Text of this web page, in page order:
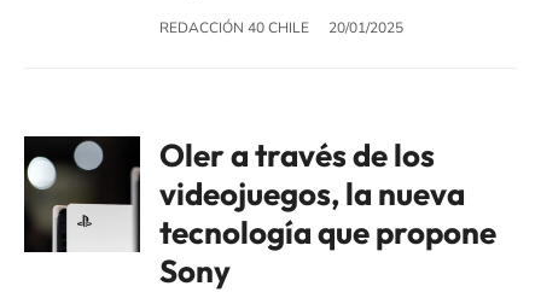
REDACCIÓN 40 CHILE 20/01/2025
Oler a través de los
videojuegos, la nueva
tecnología que propone
Sony